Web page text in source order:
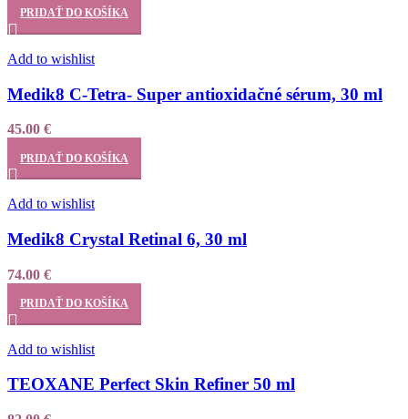
PRIDAŤ DO KOŠÍKA
Add to wishlist
Medik8 C-Tetra- Super antioxidačné sérum, 30 ml
45.00 €
PRIDAŤ DO KOŠÍKA
Add to wishlist
Medik8 Crystal Retinal 6, 30 ml
74.00 €
PRIDAŤ DO KOŠÍKA
Add to wishlist
TEOXANE Perfect Skin Refiner 50 ml